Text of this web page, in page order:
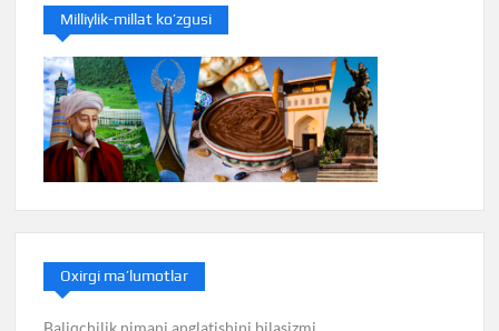
Milliylik-millat ko’zgusi
Oxirgi ma’lumotlar
Baliqchilik nimani anglatishini bilasizmi